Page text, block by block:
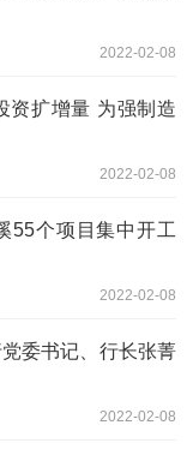
2022-02-08
资扩增量 为强制造
2022-02-08
55个项目集中开工
2022-02-08
委书记、行长张菁
2022-02-08